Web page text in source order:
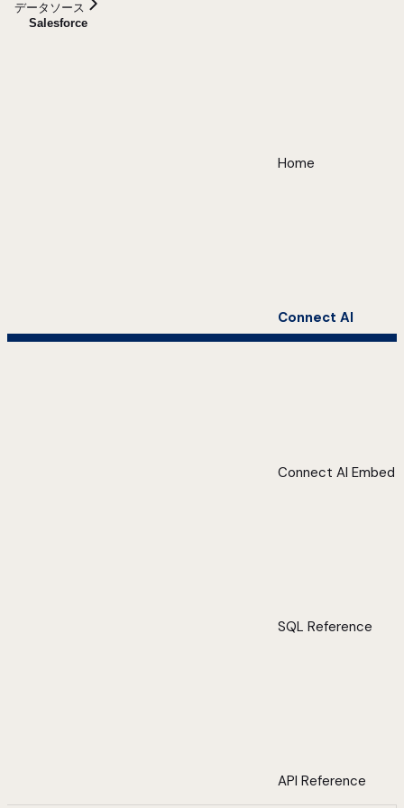
データソース
Salesforce
Home
Connect AI
Connect AI Embed
SQL Reference
API Reference